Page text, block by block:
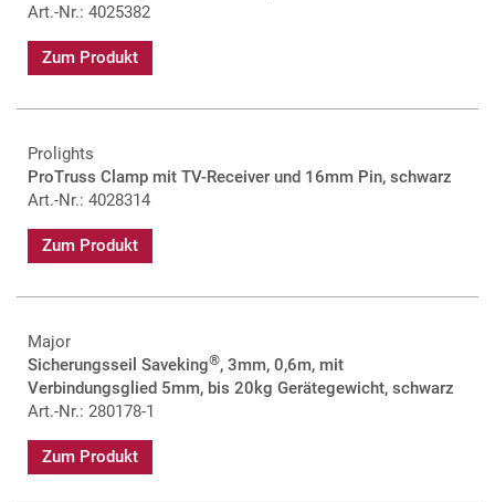
Art.-Nr.: 4025382
Zum Produkt
Prolights
ProTruss Clamp mit TV-Receiver und 16mm Pin, schwarz
Art.-Nr.: 4028314
Zum Produkt
Major
Sicherungsseil Saveking®, 3mm, 0,6m, mit
Verbindungsglied 5mm, bis 20kg Gerätegewicht, schwarz
Art.-Nr.: 280178-1
Zum Produkt